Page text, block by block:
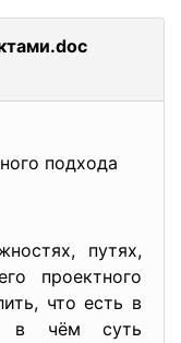
подхода
путях,
проектного
что есть в
в чём суть